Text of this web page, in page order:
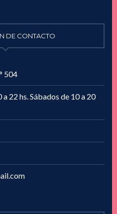
DE CONTACTO
504
a 22 hs. Sábados de 10 a 20